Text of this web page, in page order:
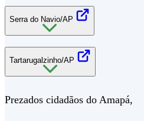
Serra do Navio/AP
Tartarugalzinho/AP
Prezados cidadãos do Amapá,